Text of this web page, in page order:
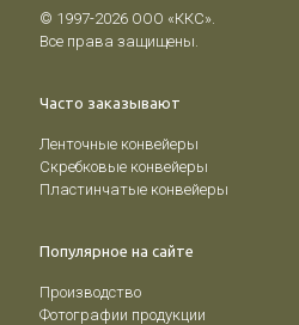
© 1997-2026 ООО «ККС».
Все права защищены.
Часто заказывают
Ленточные конвейеры
Скребковые конвейеры
Пластинчатые конвейеры
Популярное на сайте
Производство
Фотографии продукции